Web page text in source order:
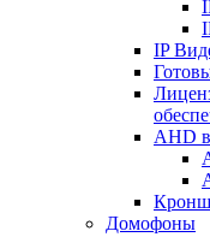
IP
AHD
Домофоны